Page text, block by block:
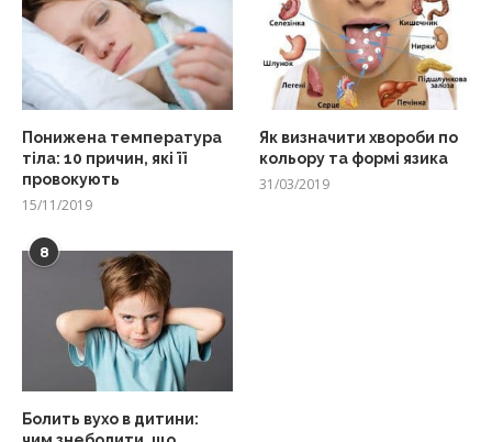
Понижена температура
тіла: 10 причин, які її
провокують
15/11/2019
Як визначити хвороби по
кольору та формі язика
31/03/2019
8
Болить вухо в дитини: